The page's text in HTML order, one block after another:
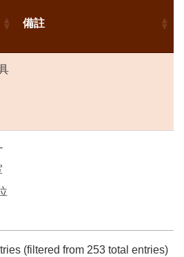
備註
(filtered from 253 total entries)